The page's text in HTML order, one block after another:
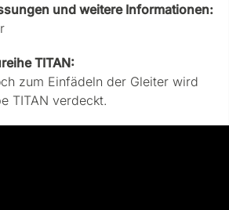
und weitere Informationen:
TITAN:
zum Einfädeln der Gleiter wird
TITAN verdeckt.